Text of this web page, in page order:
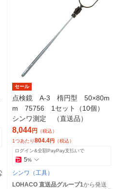
セール
点検鏡 A-3 楕円型 50×80m
m 75756 1セット（10個）
シンワ測定 （直送品）
8,044円
（税込）
1つあたり804.4円 （税込）
ログイン&全額PayPay支払いで
5%
シンワ（工具）
LOHACO 直送品グループ1から発送